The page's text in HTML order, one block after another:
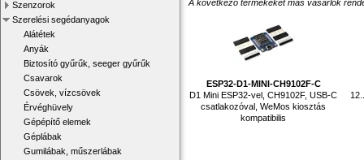
Szenzorok
Szerelési segédanyagok
Alátétek
Anyák
Biztosító gyűrűk, seeger gyűrűk
Csavarok
Csövek, vízcsövek
Érvéghüvely
Gépépítő elemek
Géplábak
Gumilábak, műszerlábak
A következő termékeket más vásárlók
ESP32-D1-MINI-CH9102F-C
D1 Mini ESP32-vel, CH9102F, USB-C
csatlakozóval, WeMos kiosztás
kompatibilis